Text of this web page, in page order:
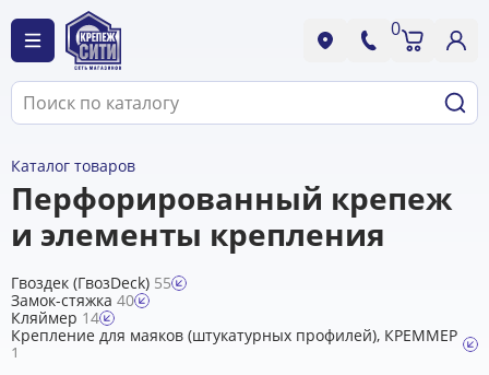
0
Каталог товаров
Перфорированный крепеж
и элементы крепления
Гвоздек (ГвозDeck) 55
Замок-стяжка 40
Кляймер 14
Крепление для маяков (штукатурных профилей), КРЕММЕР
1